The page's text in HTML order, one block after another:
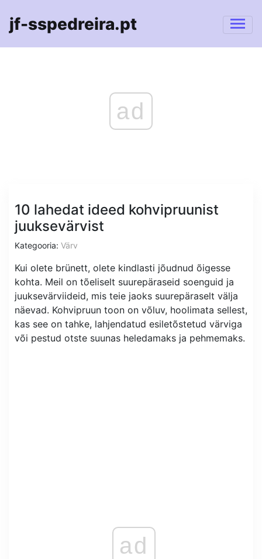
jf-sspedreira.pt
ad
10 lahedat ideed kohvipruunist
juuksevärvist
Kategooria: Värv
Kui olete brünett, olete kindlasti jõudnud õigesse
kohta. Meil on tõeliselt suurepäraseid soenguid ja
juuksevärviideid, mis teie jaoks suurepäraselt välja
näevad. Kohvipruun toon on võluv, hoolimata sellest,
kas see on tahke, lahjendatud esiletõstetud värviga
või pestud otste suunas heledamaks ja pehmemaks.
ad